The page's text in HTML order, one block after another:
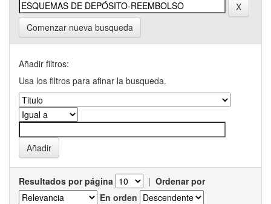
Comenzar nueva busqueda
Añadir filtros:
Usa los filtros para afinar la busqueda.
Resultados por página | Ordenar por
En orden